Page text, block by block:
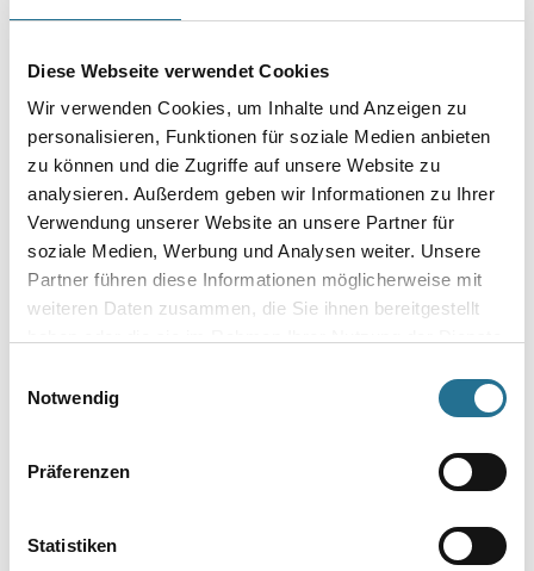
Diese Webseite verwendet Cookies
Wir verwenden Cookies, um Inhalte und Anzeigen zu
personalisieren, Funktionen für soziale Medien anbieten
zu können und die Zugriffe auf unsere Website zu
analysieren. Außerdem geben wir Informationen zu Ihrer
Verwendung unserer Website an unsere Partner für
soziale Medien, Werbung und Analysen weiter. Unsere
Partner führen diese Informationen möglicherweise mit
weiteren Daten zusammen, die Sie ihnen bereitgestellt
Notwendig
Präferenzen
Statistiken
Art-Nr.:4086-004788
Breite in millimeter
Umrechnungsfaktoren
PRODUKTEIGENSCHAFTEN
Produkteigenschaft